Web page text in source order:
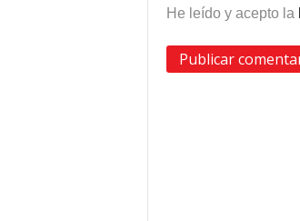
He leído y acepto la